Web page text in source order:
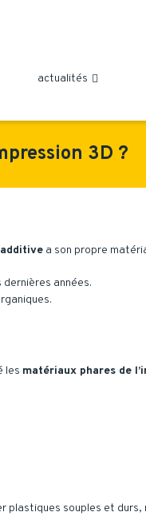
actualités 
3D ?
a son propre
années.
les matériaux phares de
plastiques souples et